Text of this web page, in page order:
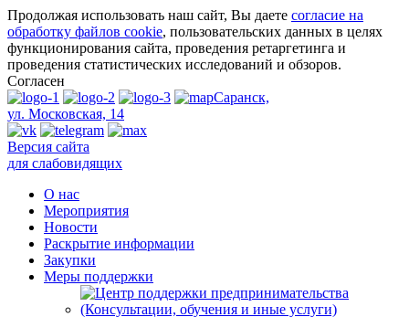
Продолжая использовать наш сайт, Вы даете согласие на
обработку файлов cookie, пользовательских данных в целях
функционирования сайта, проведения ретаргетинга и
проведения статистических исследований и обзоров.
Согласен
Саранск,
ул. Московская, 14
Версия сайта
для слабовидящих
О нас
Мероприятия
Новости
Раскрытие информации
Закупки
Меры поддержки